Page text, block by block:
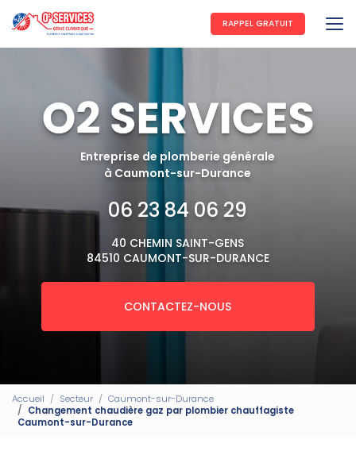
au
contenu
principal
RAPPEL GRATUIT
Entreprise de plomberie générale
à Caumont-sur-Durance
06 23 84 06 29
40 CHEMIN SAINT-GENS
84510 CAUMONT-SUR-DURANCE
CONTACTEZ-NOUS
Accueil Secteur
Caumont-sur-Durance
Changement chaudière gaz par plombier chauffagiste
Caumont-sur-Durance